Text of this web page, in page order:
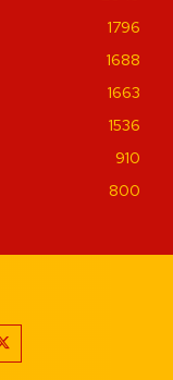
1796
1688
1663
1536
910
800